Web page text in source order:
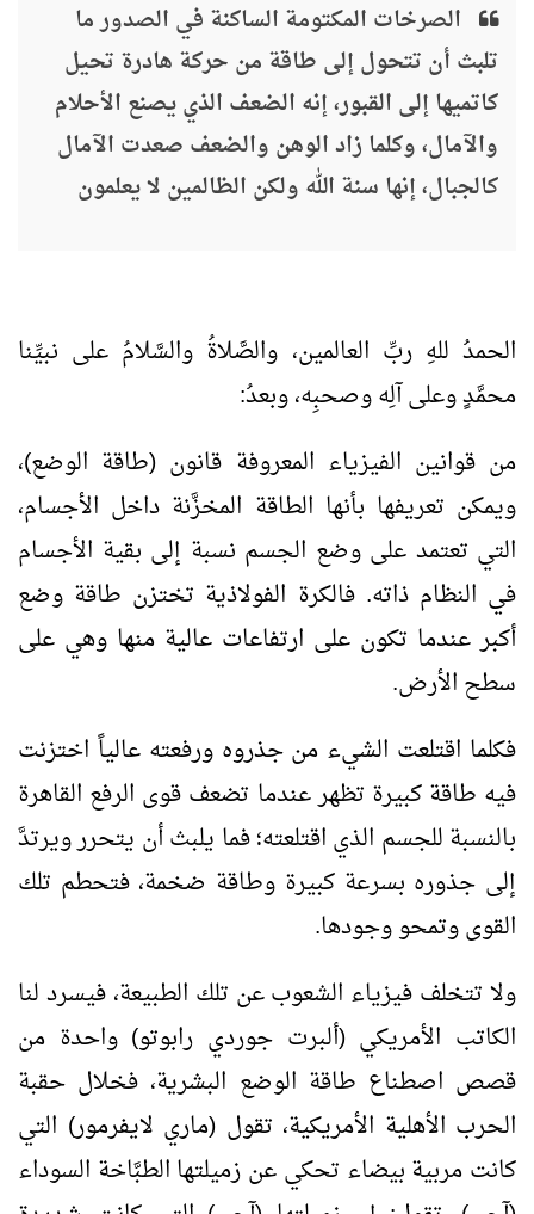
الصرخات المكتومة الساكنة في الصدور ما
تلبث أن تتحول إلى طاقة من حركة هادرة تحيل
كاتميها إلى القبور، إنه الضعف الذي يصنع الأحلام
والآمال، وكلما زاد الوهن والضعف صعدت الآمال
كالجبال، إنها سنة الله ولكن الظالمين لا يعلمون
الحمدُ للهِ ربِّ العالمين، والصَّلاةُ والسَّلامُ على نبيِّنا
محمَّدٍ وعلى آلِه وصحبِه، وبعدُ:
من قوانين الفيزياء المعروفة قانون (طاقة الوضع)،
ويمكن تعريفها بأنها الطاقة المخزَّنة داخل الأجسام،
التي تعتمد على وضع الجسم نسبة إلى بقية الأجسام
في النظام ذاته. فالكرة الفولاذية تختزن طاقة وضع
أكبر عندما تكون على ارتفاعات عالية منها وهي على
سطح الأرض.
فكلما اقتلعت الشيء من جذروه ورفعته عالياً اختزنت
فيه طاقة كبيرة تظهر عندما تضعف قوى الرفع القاهرة
بالنسبة للجسم الذي اقتلعته؛ فما يلبث أن يتحرر ويرتدَّ
إلى جذوره بسرعة كبيرة وطاقة ضخمة، فتحطم تلك
القوى وتمحو وجودها.
ولا تتخلف فيزياء الشعوب عن تلك الطبيعة، فيسرد لنا
الكاتب الأمريكي (ألبرت جوردي رابوتو) واحدة من
قصص اصطناع طاقة الوضع البشرية، فخلال حقبة
الحرب الأهلية الأمريكية، تقول (ماري لايفرمور) التي
كانت مربية بيضاء تحكي عن زميلتها الطبَّاخة السوداء